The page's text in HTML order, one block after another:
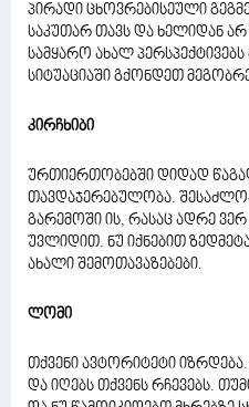
პირადი ცხოვრებისეული
საკუთარ თავს და ხელიდან არ
სამყარო ახალ
სიტუაციაში გქონდეთ
კირჩხიბი
ურთიერთობებში დიდად
თავდაჯერებულობა.
გარემოში ის, რასაც ადრე
უვლიდით. ნუ იქნებით
ახალი შემოთავაზებები.
ლომი
თქვენი ავტორიტეტი
და იღებს თქვენს რჩევებს.